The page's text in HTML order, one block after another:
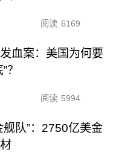
阅读 6169
血案：美国为何要
？
阅读 5994
舰队”：2750亿美金